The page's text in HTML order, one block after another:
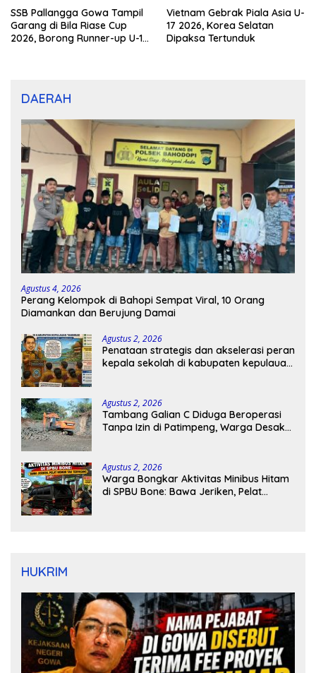
SSB Pallangga Gowa Tampil
Garang di Bila Riase Cup
2026, Borong Runner-up U-10
Vietnam Gebrak Piala Asia U-
17 2026, Korea Selatan
Dipaksa Tertunduk
DAERAH
Agustus 4, 2026
Perang Kelompok di Bahopi Sempat Viral, 10 Orang
Diamankan dan Berujung Damai
Agustus 2, 2026
Penataan strategis dan akselerasi peran
kepala sekolah di kabupaten kepulauan
Agustus 2, 2026
Tambang Galian C Diduga Beroperasi
Tanpa Izin di Patimpeng, Warga Desak
Agustus 2, 2026
Warga Bongkar Aktivitas Minibus Hitam
di SPBU Bone: Bawa Jeriken, Pelat
HUKRIM